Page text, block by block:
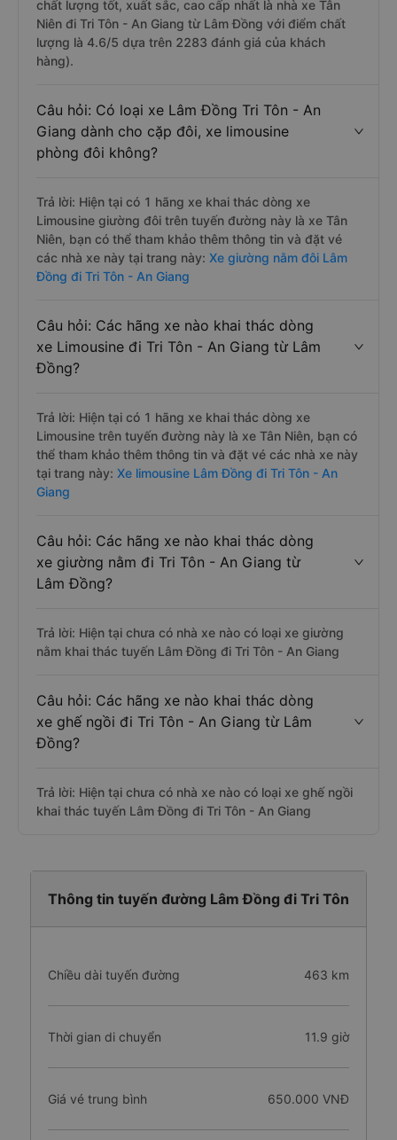
chất lượng tốt, xuất sắc, cao cấp nhất là nhà xe Tân
Niên đi Tri Tôn - An Giang từ Lâm Đồng với điểm chất
lượng là 4.6/5 dựa trên 2283 đánh giá của khách
hàng).
Câu hỏi: Có loại xe Lâm Đồng Tri Tôn - An
Giang dành cho cặp đôi, xe limousine
phòng đôi không?
Trả lời: Hiện tại có 1 hãng xe khai thác dòng xe
Limousine giường đôi trên tuyến đường này là xe Tân
Niên, bạn có thể tham khảo thêm thông tin và đặt vé
các nhà xe này tại trang này: Xe giường nằm đôi Lâm
Đồng đi Tri Tôn - An Giang
Câu hỏi: Các hãng xe nào khai thác dòng
xe Limousine đi Tri Tôn - An Giang từ Lâm
Đồng?
Trả lời: Hiện tại có 1 hãng xe khai thác dòng xe
Limousine trên tuyến đường này là xe Tân Niên, bạn có
thể tham khảo thêm thông tin và đặt vé các nhà xe này
tại trang này: Xe limousine Lâm Đồng đi Tri Tôn - An
Giang
Câu hỏi: Các hãng xe nào khai thác dòng
xe giường nằm đi Tri Tôn - An Giang từ
Lâm Đồng?
Trả lời: Hiện tại chưa có nhà xe nào có loại xe giường
nằm khai thác tuyến Lâm Đồng đi Tri Tôn - An Giang
Câu hỏi: Các hãng xe nào khai thác dòng
xe ghế ngồi đi Tri Tôn - An Giang từ Lâm
Đồng?
Trả lời: Hiện tại chưa có nhà xe nào có loại xe ghế ngồi
khai thác tuyến Lâm Đồng đi Tri Tôn - An Giang
Thông tin tuyến đường Lâm Đồng đi Tri Tôn
Chiều dài tuyến đường 463 km
Thời gian di chuyển 11.9 giờ
Giá vé trung bình 650.000 VNĐ